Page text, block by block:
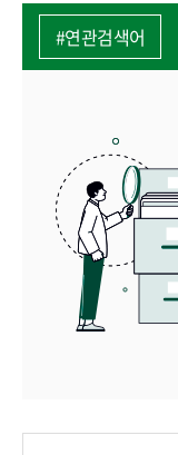
#연관검색어